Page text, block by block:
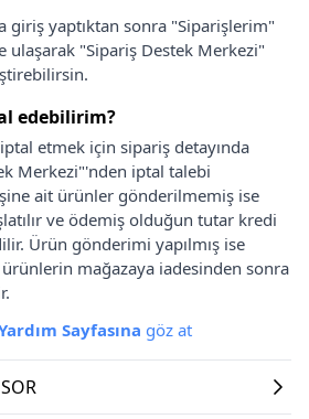
giriş yaptıktan sonra "Siparişlerim"
ulaşarak "Sipariş Destek Merkezi"
edebilirim?
etmek için sipariş detayında
Merkezi"'nden iptal talebi
ait ürünler gönderilmemiş ise
ve ödemiş olduğun tutar kredi
Ürün gönderimi yapılmış ise
mağazaya iadesinden sonra
Sayfasına göz at